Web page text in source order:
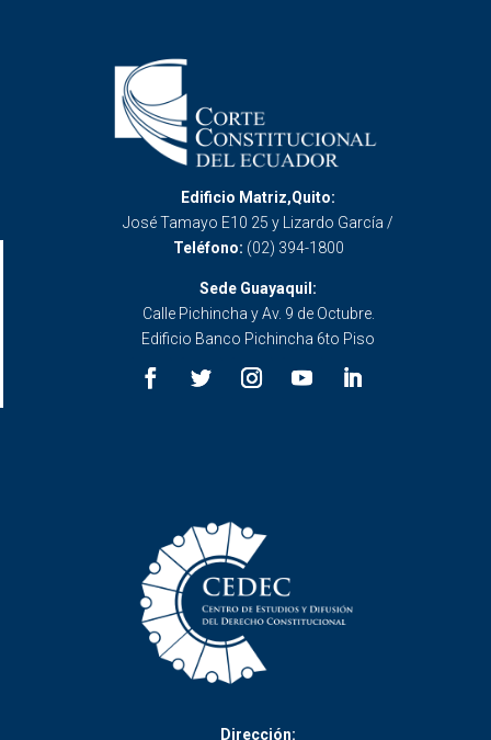
Edificio Matriz,Quito:
José Tamayo E10 25 y Lizardo García /
Teléfono: (02) 394-1800
Sede Guayaquil:
Calle Pichincha y Av. 9 de Octubre.
Edificio Banco Pichincha 6to Piso
Dirección: